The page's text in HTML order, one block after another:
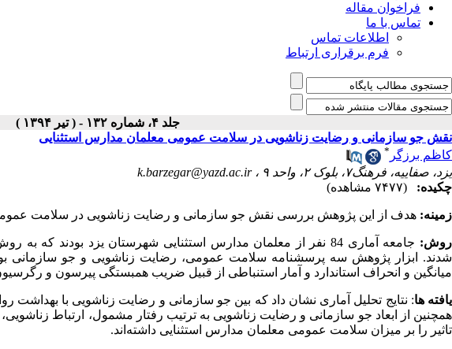
فراخوان مقاله
تماس با ما
اطلاعات تماس
فرم برقراری ارتباط
جلد ۴، شماره ۱۳۲ - ( تیر ۱۳۹۴ )
نقش جو سازمانی و رضایت زناشویی در سلامت عمومی معلمان مدارس استثنایی
کاظم برزگر *
یزد، صفاییه، فرهنگ۷، بلوک ۲، واحد ۹ ،
k.barzegar@yazd.ac.ir
چکیده:
(۷۴۷۷ مشاهده)
زمینه: هدف از این پژوهش بررسی نقش جو سازمانی و رضایت زناشویی در سلامت
روش:
شدند. ابزار پژوهش سه پرسش­نامه سلامت عمومی، رضایت زناشویی و جو سازمانی
میانگین و انحراف استاندارد و آمار استنباطی از قبیل ضریب همبستگی پیرسون و
یافته ­ها: نتایج تحلیل آماری نشان داد که بین جو سازمانی و رضایت زناشویی با بهداشت
همچنین از ابعاد جو سازمانی و رضایت زناشویی به ترتیب رفتار مشمول، ارتباط
تاثیر را بر میزان سلامت عمومی معلمان مدارس استثنایی داشته‌اند.